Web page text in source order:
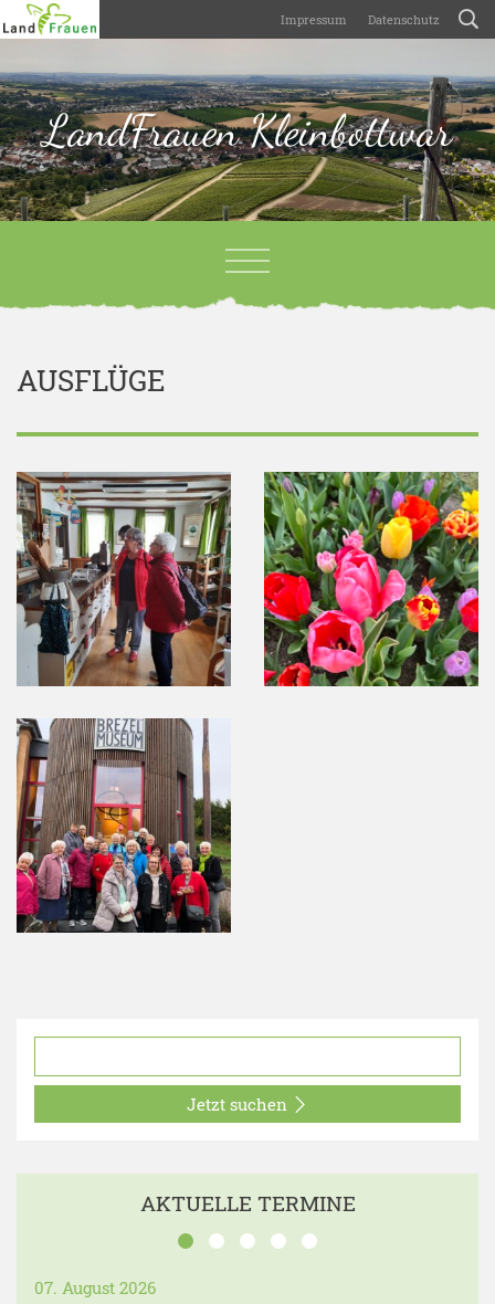
Impressum Datenschutz
LandFrauen Kleinbottwar
AUSFLÜGE
Jetzt suchen
AKTUELLE TERMINE
07. August 2026